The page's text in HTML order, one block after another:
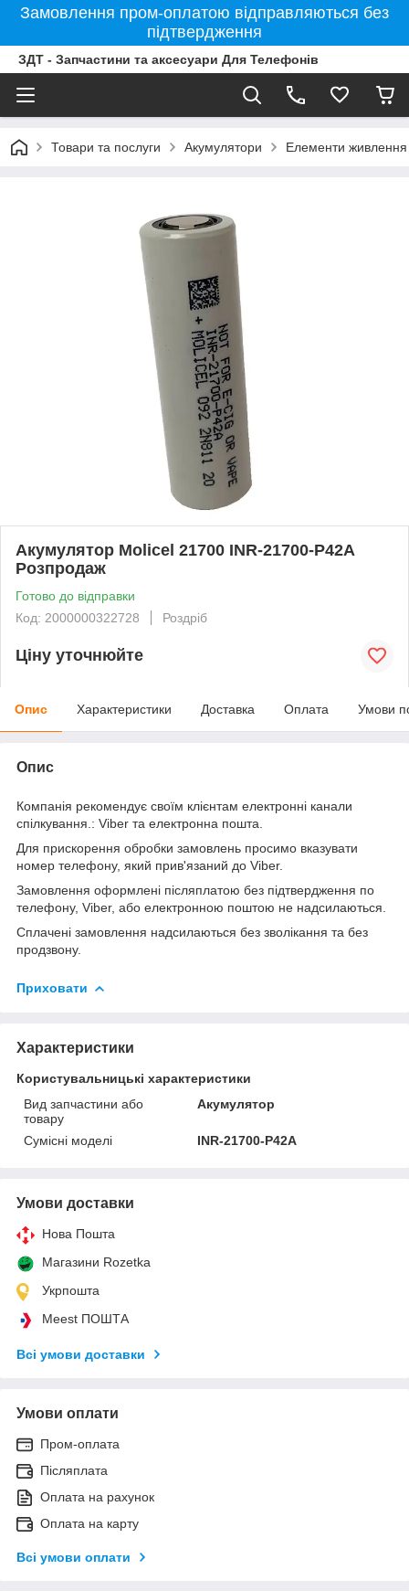
Замовлення пром-оплатою відправляються без
підтвердження
ЗДТ - Запчастини та аксесуари Для Телефонів
Товари та послуги Акумулятори Елементи живлення
Акумулятор Molicel 21700 INR-21700-P42A
Розпродаж
Готово до відправки
Код: 2000000322728
Роздріб
Ціну уточнюйте
Опис Характеристики Доставка Оплата Умови
Опис
Компанія рекомендує своїм клієнтам електронні канали
спілкування.: Viber та електронна пошта.
Для прискорення обробки замовлень просимо вказувати
номер телефону, який прив'язаний до Viber.
Замовлення оформлені післяплатою без підтвердження по
телефону, Viber, або електронною поштою не надсилаються.
Сплачені замовлення надсилаються без зволікання та без
продзвону.
Приховати
Характеристики
Користувальницькі характеристики
Вид запчастини або
товару
Акумулятор
Сумісні моделі INR-21700-P42A
Умови доставки
Нова Пошта
Магазини Rozetka
Укрпошта
Meest ПОШТА
Всі умови доставки
Умови оплати
Пром-оплата
Післяплата
Оплата на рахунок
Оплата на карту
Всі умови оплати